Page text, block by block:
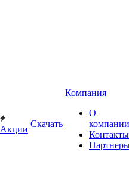
Акции
Скачать
Компания
О
компании
Контакты